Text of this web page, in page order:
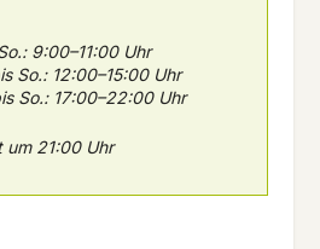
9:00–11:00 Uhr
So.: 12:00–15:00 Uhr
So.: 17:00–22:00 Uhr
um 21:00 Uhr